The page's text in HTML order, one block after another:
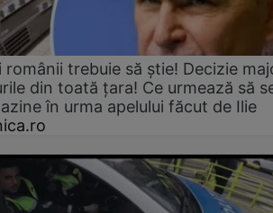
trebuie să știe! Decizie
din toată țara! Ce urmează să
în urma apelului făcut de Ilie